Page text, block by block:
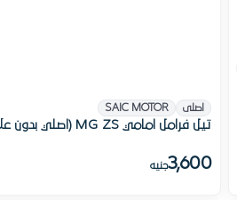
اصلى SAIC MOTOR
تيل فرامل امامي MG ZS (اصلي بدون علامة مائية)
3,600جنيه